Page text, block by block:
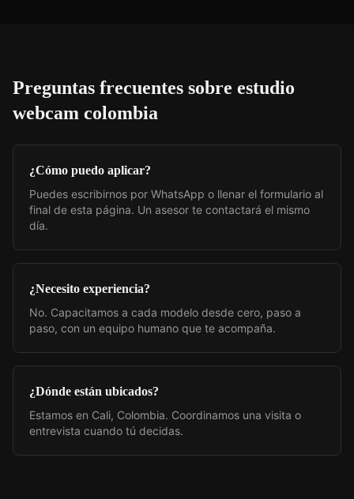
Preguntas frecuentes sobre estudio
webcam colombia
¿Cómo puedo aplicar?
Puedes escribirnos por WhatsApp o llenar el formulario al
final de esta página. Un asesor te contactará el mismo
día.
¿Necesito experiencia?
No. Capacitamos a cada modelo desde cero, paso a
paso, con un equipo humano que te acompaña.
¿Dónde están ubicados?
Estamos en Cali, Colombia. Coordinamos una visita o
entrevista cuando tú decidas.